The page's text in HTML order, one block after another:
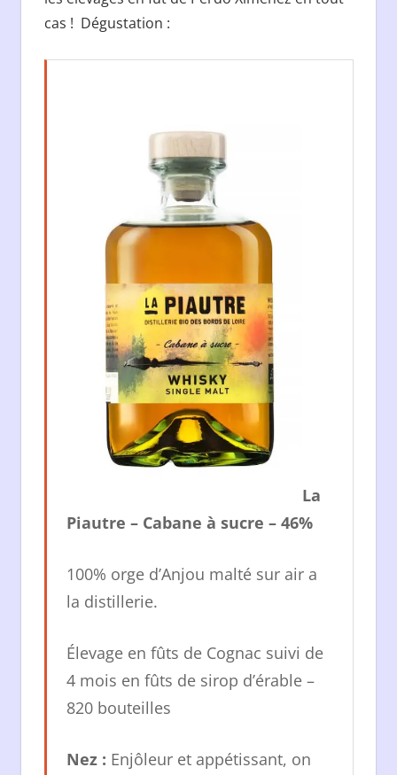
cas ! Dégustation :
La
Piautre – Cabane à sucre – 46%
100% orge d’Anjou malté sur air a
la distillerie.
Élevage en fûts de Cognac suivi de
4 mois en fûts de sirop d’érable –
820 bouteilles
Nez : Enjôleur et appétissant, on